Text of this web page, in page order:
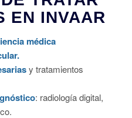
EN INVAAR
médica
y tratamientos
: radiología digital,